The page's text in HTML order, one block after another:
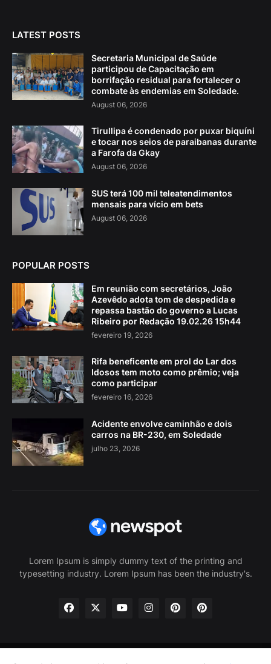
LATEST POSTS
Secretaria Municipal de Saúde
participou de Capacitação em
borrifação residual para fortalecer o
combate às endemias em Soledade.
August 06, 2026
Tirullipa é condenado por puxar biquíni
e tocar nos seios de paraibanas durante
a Farofa da Gkay
August 06, 2026
SUS terá 100 mil teleatendimentos
mensais para vício em bets
August 06, 2026
POPULAR POSTS
Em reunião com secretários, João
Azevêdo adota tom de despedida e
repassa bastão do governo a Lucas
Ribeiro por Redação 19.02.26 15h44
fevereiro 19, 2026
Rifa beneficente em prol do Lar dos
Idosos tem moto como prêmio; veja
como participar
fevereiro 16, 2026
Acidente envolve caminhão e dois
carros na BR-230, em Soledade
julho 23, 2026
Lorem Ipsum is simply dummy text of the printing and
typesetting industry. Lorem Ipsum has been the industry's.